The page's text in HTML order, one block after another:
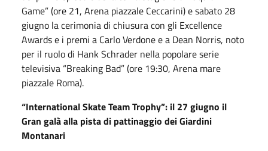
Game” (ore 21, Arena piazzale Ceccarini) e sabato 28
giugno la cerimonia di chiusura con gli Excellence
Awards e i premi a Carlo Verdone e a Dean Norris, noto
per il ruolo di Hank Schrader nella popolare serie
televisiva “Breaking Bad” (ore 19:30, Arena mare
piazzale Roma).
“International Skate Team Trophy”: il 27 giugno il
Gran galà alla pista di pattinaggio dei Giardini
Montanari